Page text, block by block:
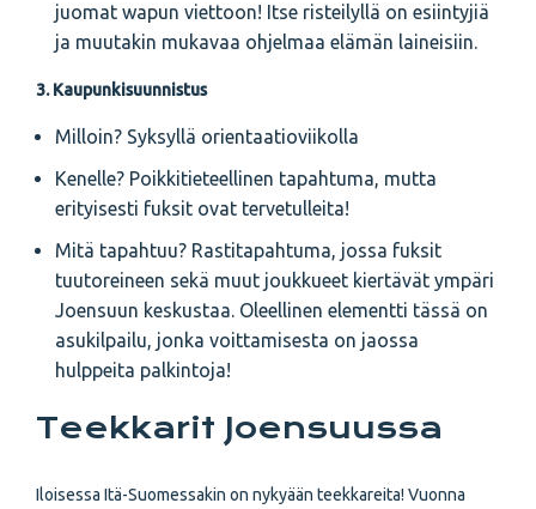
juomat wapun viettoon! Itse risteilyllä on esiintyjiä
ja muutakin mukavaa ohjelmaa elämän laineisiin.
3. Kaupunkisuunnistus
Milloin? Syksyllä orientaatioviikolla
Kenelle? Poikkitieteellinen tapahtuma, mutta
erityisesti fuksit ovat tervetulleita!
Mitä tapahtuu? Rastitapahtuma, jossa fuksit
tuutoreineen sekä muut joukkueet kiertävät ympäri
Joensuun keskustaa. Oleellinen elementti tässä on
asukilpailu, jonka voittamisesta on jaossa
hulppeita palkintoja!
Teekkarit Joensuussa
Iloisessa Itä-Suomessakin on nykyään teekkareita! Vuonna